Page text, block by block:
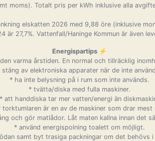
moms). Totalt pris per kWh inklusive alla
elskatten 2026 med 9,88 öre (inklusive
är 27,7%. Vattenfall/Haninge Kommun är även
Energispartips ⚡️
varma årstiden. En normal och tillräcklig
stäng av elektroniska apparater när de inte
* ha inte belysning på i rum som inte används.
* tvätta/diska med fulla maskiner.
* att handdiska tar mer vatten/energi än
torktumlaren är en av de maskiner som drar mest
och gör matlådor. Låt maten kallna innan det
* använd energispolning toalett om möjligt.
samt byt trasiga packningar om det behövs